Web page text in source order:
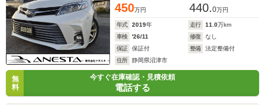
450万円 440.0万円
年式 2019年 走行 11.0万km
車検
'26/11 修復
なし
保証
保証付 整備
法定整備付
住所
静岡県沼津市
無
料
今すぐ在庫確認・見積依頼
電話する